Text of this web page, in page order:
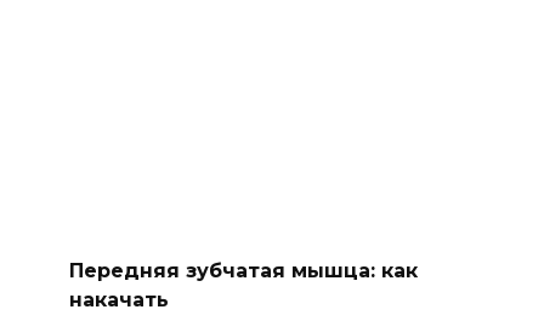
Передняя зубчатая мышца: как
накачать